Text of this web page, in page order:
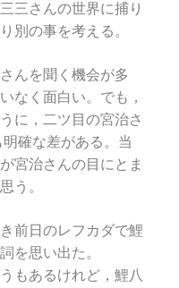
三さんの世界に捕り
別の事を考える。
んを聞く機会が多
なく面白い。でも，
に，二ツ目の宮治さ
確な差がある。当
宮治さんの目にとま
う。
前日のレフカダで鯉
を思い出た。
もあるけれど，鯉八